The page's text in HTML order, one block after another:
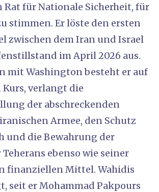
Rat für Nationale Sicherheit, für
stimmen. Er löste den ersten
zwischen dem Iran und Israel
im April 2026 aus.
mit Washington besteht er auf
verlangt die
der abschreckenden
Armee, den Schutz
und die Bewahrung der
ebenso wie seiner
finanziellen Mittel. Wahidis
seit er Mohammad Pakpours